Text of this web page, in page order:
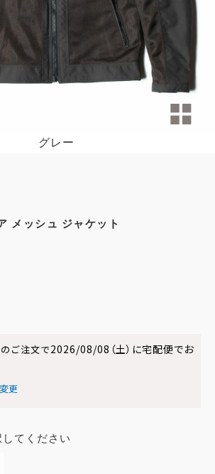
グレー
メッシュ ジャケット
ご注文で2026/08/08（土） に宅配便でお
更
てください